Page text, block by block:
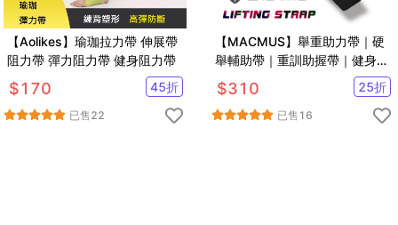
【Aolikes】瑜珈拉力帶 伸展帶
阻力帶 彈力阻力帶 健身阻力帶
$170 45折
已售22
【MACMUS】舉重助力帶｜硬
舉輔助帶｜重訓助握帶｜健身倍
力帶｜五色可選
$310 25折
已售 16